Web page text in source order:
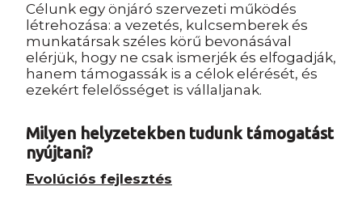
Célunk egy önjáró szervezeti működés
létrehozása: a vezetés, kulcsemberek és
munkatársak széles körű bevonásával
elérjük, hogy ne csak ismerjék és elfogadják,
hanem támogassák is a célok elérését, és
ezekért felelősséget is vállaljanak.
Milyen helyzetekben tudunk támogatást
nyújtani?
Evolúciós fejlesztés